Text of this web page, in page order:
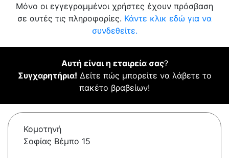
Μόνο οι εγγεγραμμένοι χρήστες έχουν πρόσβαση
σε αυτές τις πληροφορίες. Κάντε κλικ εδώ για να
συνδεθείτε.
Αυτή είναι η εταιρεία σας?
Συγχαρητήρια! Δείτε πώς μπορείτε να λάβετε το
πακέτο βραβείων!
Κομοτηνή
Σοφίας Βέμπο 15